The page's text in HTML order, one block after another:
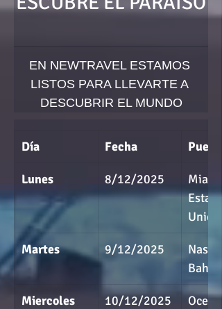
EN NEWTRAVEL ESTAMOS
LISTOS PARA LLEVARTE A
DESCUBRIR EL MUNDO
Día Fecha Puerto
Lunes 8/12/2025
Miami,
Unidos
Martes 9/12/2025
Miercoles 10/12/2025
Ocean